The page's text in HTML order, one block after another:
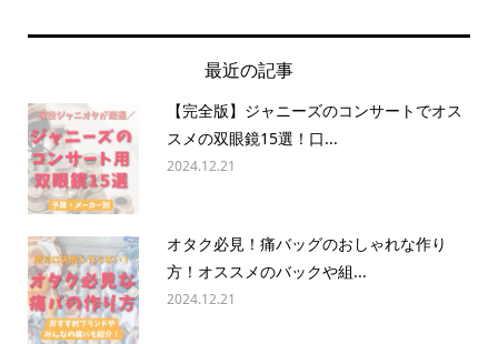
最近の記事
【完全版】ジャニーズのコンサートでオス
スメの双眼鏡15選！口...
2024.12.21
オタク必見！痛バッグのおしゃれな作り
方！オススメのバックや組...
2024.12.21